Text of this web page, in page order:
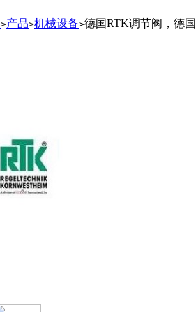
>产品>机械设备>德国RTK调节阀，德